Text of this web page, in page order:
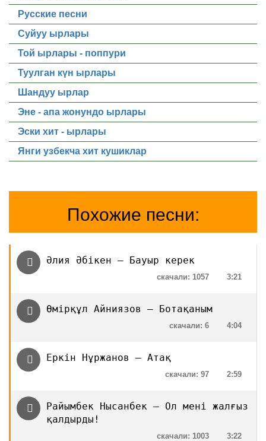
Русские песни
Суйуу ырлары
Той ырлары - поппури
Туулган күн ырлары
Шандуу ырлар
Эне - апа жонундо ырлары
Эски хит - ырлары
Янги узбекча хит кушиклар
Похожие песни:
Әлия Әбікен — Бауыр керек
3:21
скачали: 1057
Өмірқұл Айниязов — Ботақаным
4:04
скачали: 6
Еркін Нұржанов — Атақ
2:59
скачали: 97
Райымбек Нысанбек — Ол мені жалғыз
қалдырды!
3:22
скачали: 1003